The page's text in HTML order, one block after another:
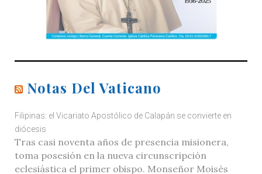
Notas Del Vaticano
Filipinas: el Vicariato Apostólico de Calapán se convierte en
diócesis
Tras casi noventa años de presencia misionera,
toma posesión en la nueva circunscripción
eclesiástica el primer obispo. Monseñor Moisés